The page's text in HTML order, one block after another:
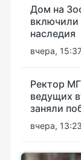
Дом на
включили
наследия
вчера,
Ректор
ведущих
заняли
вчера, 13:23